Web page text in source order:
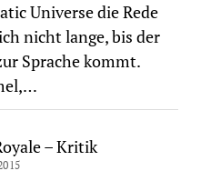
Universe die Rede
nicht lange, bis der
Sprache kommt.
– Kritik